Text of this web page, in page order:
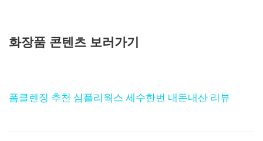
화장품 콘텐츠 보러가기
폼클렌징 추천 심플리웍스 세수한번 내돈내산 리뷰